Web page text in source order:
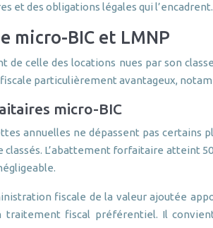
et des obligations légales qui l’encadrent.
micro-BIC et LMNP
celle des locations nues par son
particulièrement avantageux,
micro-BIC
annuelles ne dépassent pas certains
L’abattement forfaitaire atteint
fiscale de la valeur ajoutée
traitement fiscal préférentiel. Il